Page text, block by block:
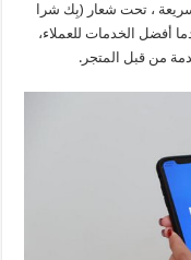
، تحت شعار ‏(بِك شرا
أفضل الخدمات للعملاء،
من قبل المتجر.